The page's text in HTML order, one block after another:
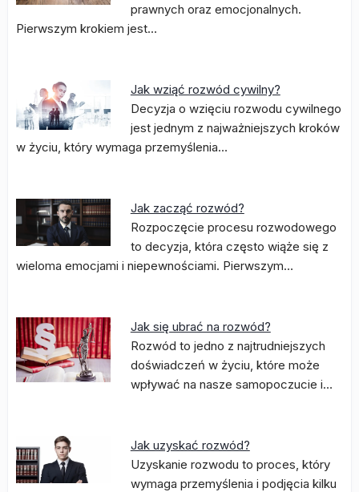
prawnych oraz emocjonalnych.
Pierwszym krokiem jest…
Jak wziąć rozwód cywilny?
Decyzja o wzięciu rozwodu cywilnego
jest jednym z najważniejszych kroków
w życiu, który wymaga przemyślenia…
Jak zacząć rozwód?
Rozpoczęcie procesu rozwodowego
to decyzja, która często wiąże się z
wieloma emocjami i niepewnościami. Pierwszym…
Jak się ubrać na rozwód?
Rozwód to jedno z najtrudniejszych
doświadczeń w życiu, które może
wpływać na nasze samopoczucie i…
Jak uzyskać rozwód?
Uzyskanie rozwodu to proces, który
wymaga przemyślenia i podjęcia kilku